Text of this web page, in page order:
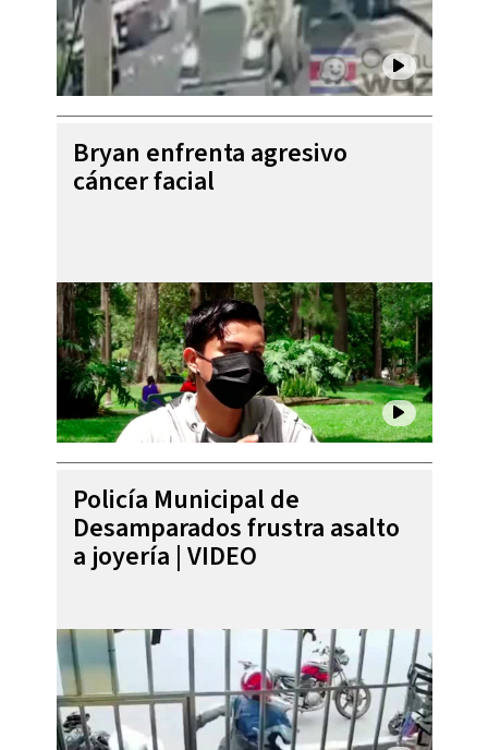
Bryan enfrenta agresivo
cáncer facial
Policía Municipal de
Desamparados frustra asalto
a joyería | VIDEO